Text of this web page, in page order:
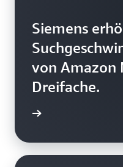
Siemens
von Amazon
Dreifache.